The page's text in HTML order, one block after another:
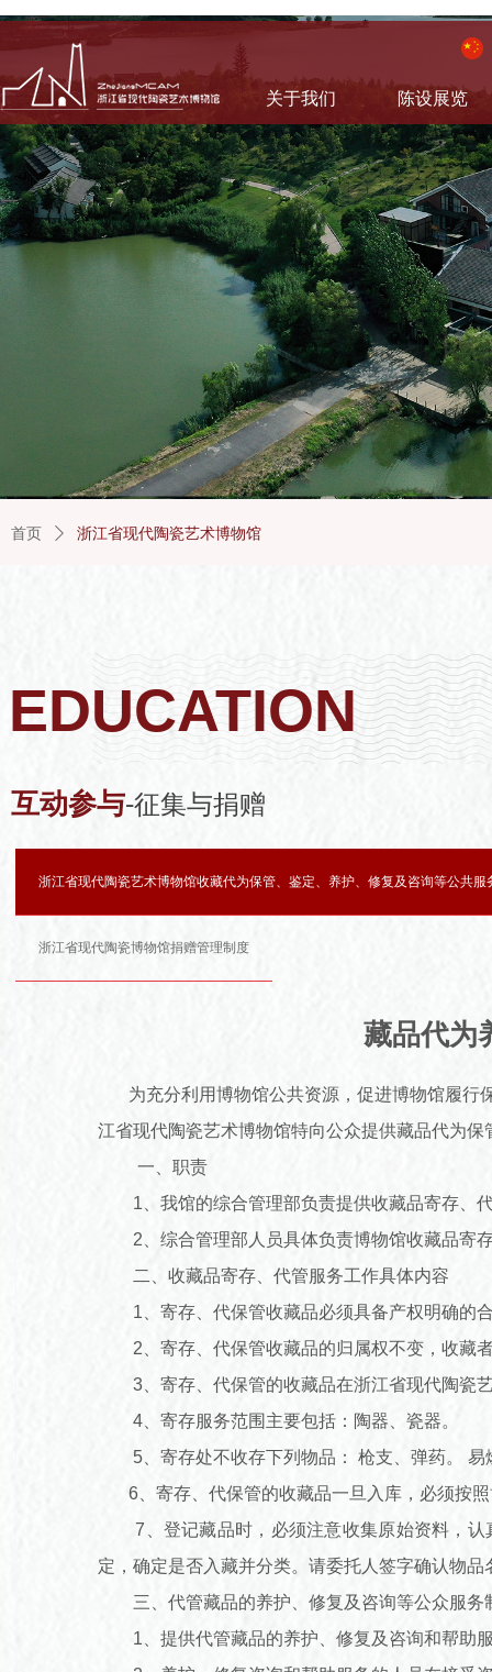
关于我们 陈设展览
首页 ꄲ 浙江省现代陶瓷艺术博物馆
EDUCATION
互动参与-征集与捐赠
浙江省现代陶瓷艺术博物馆收藏代为保管、鉴定、养护、修复及咨询等公共服
浙江省现代陶瓷博物馆捐赠管理制度
藏品代为
为充分利用博物馆公共资源，促进博物馆履行
江省现代陶瓷艺术博物馆特向公众提供藏品代为
一、职责
1、我馆的综合管理部负责提供收藏品寄存、
2、综合管理部人员具体负责博物馆收藏品寄
二、收藏品寄存、代管服务工作具体内容
1、寄存、代保管收藏品必须具备产权明确的
2、寄存、代保管收藏品的归属权不变，收藏
3、寄存、代保管的收藏品在浙江省现代陶瓷艺
4、寄存服务范围主要包括：陶器、瓷器。
5、寄存处不收存下列物品： 枪支、弹药。 易
6、寄存、代保管的收藏品一旦入库，必须按照
7、登记藏品时，必须注意收集原始资料，认
定，确定是否入藏并分类。请委托人签字确认物品
三、代管藏品的养护、修复及咨询等公众服务
1、提供代管藏品的养护、修复及咨询和帮助